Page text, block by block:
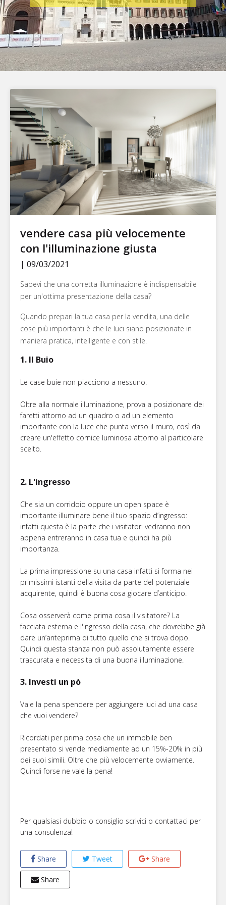
vendere casa più velocemente
con l'illuminazione giusta
| 09/03/2021
Sapevi che una corretta illuminazione è indispensabile
per un'ottima presentazione della casa?
Quando prepari la tua casa per la vendita, una delle
cose più importanti è che le luci siano posizionate in
maniera pratica, intelligente e con stile.
1. Il Buio
Le case buie non piacciono a nessuno.
Oltre alla normale illuminazione, prova a posizionare dei
faretti attorno ad un quadro o ad un elemento
importante con la luce che punta verso il muro, così da
creare un'effetto cornice luminosa attorno al particolare
scelto.
2. L'ingresso
Che sia un corridoio oppure un open space è
importante illuminare bene il tuo spazio d’ingresso:
infatti questa è la parte che i visitatori vedranno non
appena entreranno in casa tua e quindi ha più
importanza.
La prima impressione su una casa infatti si forma nei
primissimi istanti della visita da parte del potenziale
acquirente, quindi è buona cosa giocare d’anticipo.
Cosa osserverà come prima cosa il visitatore? La
facciata esterna e l'ingresso della casa, che dovrebbe già
dare un’anteprima di tutto quello che si trova dopo.
Quindi questa stanza non può assolutamente essere
trascurata e necessita di una buona illuminazione.
3. Investi un pò
Vale la pena spendere per aggiungere luci ad una casa
che vuoi vendere?
Ricordati per prima cosa che un immobile ben
presentato si vende mediamente ad un 15%-20% in più
dei suoi simili. Oltre che più velocemente ovviamente.
Quindi forse ne vale la pena!
Per qualsiasi dubbio o consiglio scrivici o contattaci per
una consulenza!
Share Tweet Share
Share